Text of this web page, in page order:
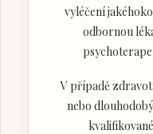
vyléčení
odbornou
V případě
nebo